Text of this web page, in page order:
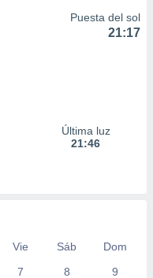
Puesta del sol
21:17
Última luz
21:46
Vie Sáb
Dom
7
8 9